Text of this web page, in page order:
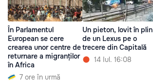
În Parlamentul
European se cere
crearea unor centre de
returnare a migranților
în Africa
7 ore în urmă
Un pieton, lovit în plin
de un Lexus pe o
trecere din Capitală
14 Iul. 16:08